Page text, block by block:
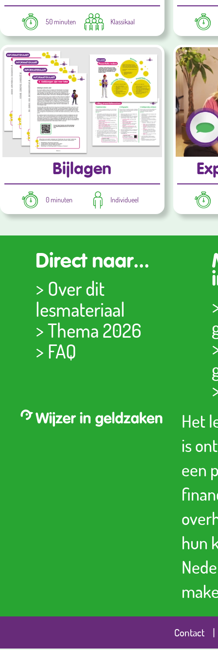
50 minuten Klassikaal
Bijlagen
0 minuten Individueel
Direct naar...
> Over dit
lesmateriaal
>Thema 2026
> FAQ
Het
is
een
hun
Contact |